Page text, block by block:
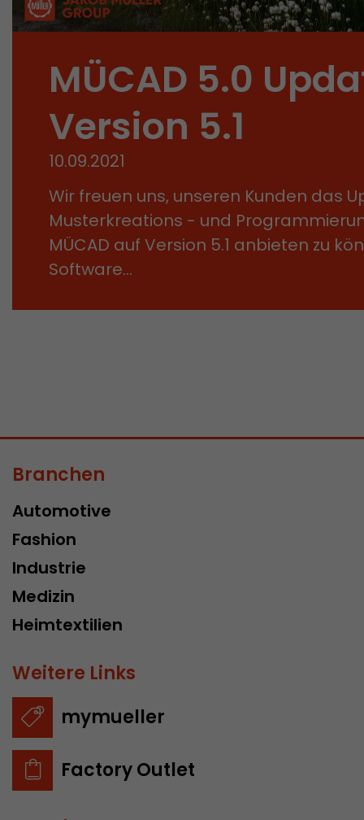
MÜCAD 5.0
Version 5.1
10.09.2021
Wir freuen uns, unseren Kunden das
Musterkreations - und
MÜCAD auf Version 5.1 anbieten zu
Software…
Branchen
Automotive
Fashion
Industrie
Medizin
Heimtextilien
Weitere Links
mymueller
Factory Outlet